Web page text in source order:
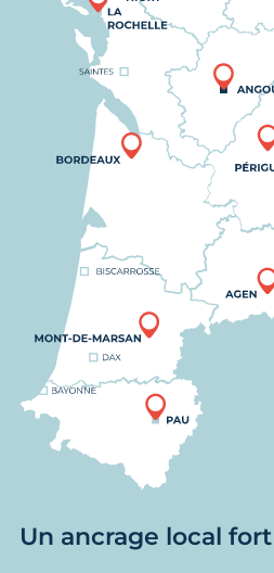
Un ancrage local fort